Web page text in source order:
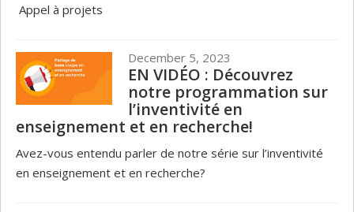
Appel à projets
December 5, 2023
EN VIDÉO : Découvrez
notre programmation sur
l’inventivité en
enseignement et en recherche!
Avez-vous entendu parler de notre série sur l’inventivité
en enseignement et en recherche?